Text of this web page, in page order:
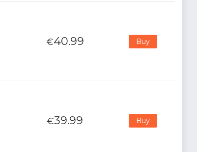
€40.99 Buy
€39.99 Buy